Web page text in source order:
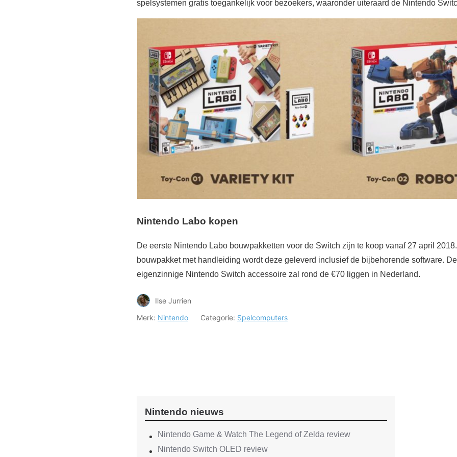
spelsystemen gratis toegankelijk voor bezoekers, waaronder uiteraard de Nintendo
Nintendo Labo kopen
De eerste Nintendo Labo bouwpakketten voor de Switch zijn te koop vanaf 27 april
bouwpakket met handleiding wordt deze geleverd inclusief de bijbehorende software.
eigenzinnige Nintendo Switch accessoire zal rond de €70 liggen in Nederland.
Ilse Jurrien
Merk: Nintendo Categorie: Spelcomputers
Nintendo nieuws
Nintendo Game & Watch The Legend of Zelda review
Nintendo Switch OLED review